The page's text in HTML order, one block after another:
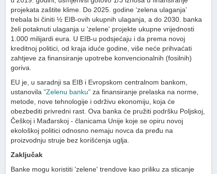
projekata zaštite klime. Do 2025. godine ‘zelena ulaganja’
trebala bi činiti ½ EIB-ovih ukupnih ulaganja, a do 2030. banka
želi potaknuti ulaganja u 'zelene' projekte ukupne vrijednosti
1.000 milijardi eura. U EIB-u podsjećaju i da prema novoj
kreditnoj politici, od kraja iduće godine, više neće prihvaćati
zahtjeve za finansiranje upotrebe konvencionalnih (fosilnih)
goriva.
EU je, u saradnji sa EIB i Evropskom centralnom bankom,
ustanovila"Zelenu banku" za finansiranje prelaska na norme,
metode, nove tehnologije i održivu ekonomiju, koja će
obezbediti privredni rast. Ova banka će pružiti podršku Poljskoj,
Češkoj i Mađarskoj - članicama Unije koje se opiru novoj
ekološkoj politici odnosno nemaju novca da pređu na
proizvodnju struje bez korišćenja uglja.
Zaključak
Banke mogu koristiti 'zelene' trendove kao priliku za sticanje